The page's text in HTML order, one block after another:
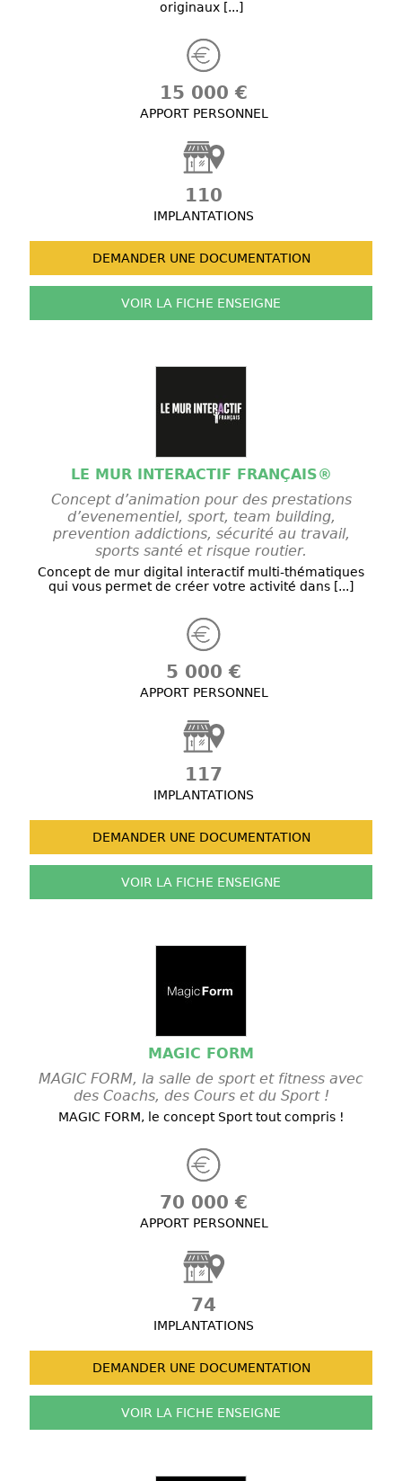
originaux [...]
15 000 €
APPORT PERSONNEL
110
IMPLANTATIONS
DEMANDER UNE DOCUMENTATION
VOIR LA FICHE ENSEIGNE
LE MUR INTERACTIF FRANÇAIS®
Concept d’animation pour des prestations
d’evenementiel, sport, team building,
prevention addictions, sécurité au travail,
sports santé et risque routier.
Concept de mur digital interactif multi-thématiques
qui vous permet de créer votre activité dans [...]
5 000 €
APPORT PERSONNEL
117
IMPLANTATIONS
DEMANDER UNE DOCUMENTATION
VOIR LA FICHE ENSEIGNE
MAGIC FORM
MAGIC FORM, la salle de sport et fitness avec
des Coachs, des Cours et du Sport !
MAGIC FORM, le concept Sport tout compris !
70 000 €
APPORT PERSONNEL
74
IMPLANTATIONS
DEMANDER UNE DOCUMENTATION
VOIR LA FICHE ENSEIGNE